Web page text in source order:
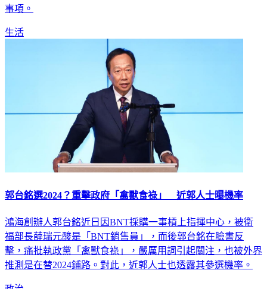
事項。
生活
郭台銘選2024？重擊政府「禽獸食祿」 近郭人士曝機率
鴻海創辦人郭台銘近日因BNT採購一事槓上指揮中心，被衛
福部長薛瑞元酸是「BNT銷售員」，而後郭台銘在臉書反
擊，痛批執政黨「禽獸食祿」，嚴厲用詞引起關注，也被外界
推測是在替2024鋪路。對此，近郭人士也透露其參選機率。